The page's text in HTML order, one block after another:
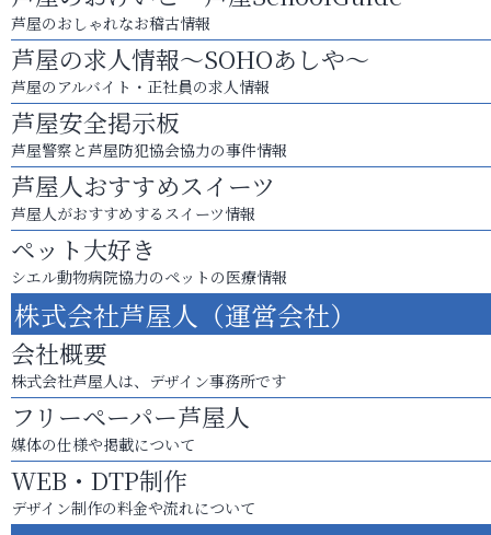
芦屋のおしゃれなお稽古情報
芦屋の求人情報～SOHOあしや～
芦屋のアルバイト・正社員の求人情報
芦屋安全掲示板
芦屋警察と芦屋防犯協会協力の事件情報
芦屋人おすすめスイーツ
芦屋人がおすすめするスイーツ情報
ペット大好き
シエル動物病院協力のペットの医療情報
株式会社芦屋人（運営会社）
会社概要
株式会社芦屋人は、デザイン事務所です
フリーペーパー芦屋人
媒体の仕様や掲載について
WEB・DTP制作
デザイン制作の料金や流れについて